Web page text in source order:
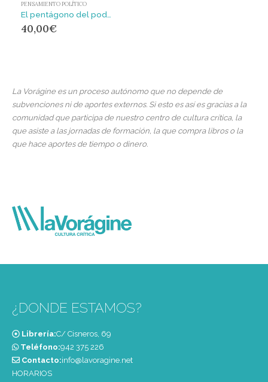
PENSAMIENTO POLÍTICO
40,00€
La Vorágine es un proceso autónomo que no depende de
subvenciones ni de aportes externos. Si esto es así es gracias a la
comunidad que participa de nuestro centro de cultura crítica, la
que asiste a las jornadas de formación, la que compra libros o la
que hace aportes de tiempo o dinero.
¿DONDE ESTAMOS?
Librería:C/ Cisneros, 69
Teléfono:‭942 375 226‬
Contacto:info@lavoragine.net
HORARIOS